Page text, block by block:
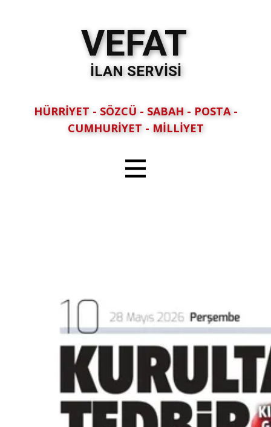
VEFAT
İLAN SERVİSİ
HÜRRİYET - SÖZCÜ - SABAH - POSTA -
CUMHURİYET - MİLLİYET